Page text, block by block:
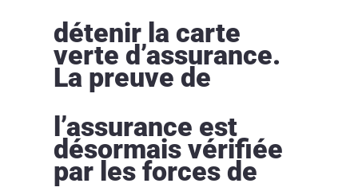
détenir la carte
verte d’assurance.
La preuve de
l’assurance est
désormais vérifiée
par les forces de